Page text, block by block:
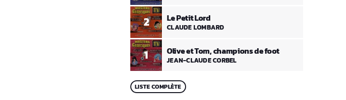
1 Olive et Tom, champions de foot
JEAN-CLAUDE CORBEL
2 Le Petit Lord
CLAUDE LOMBARD
LISTE COMPLÈTE